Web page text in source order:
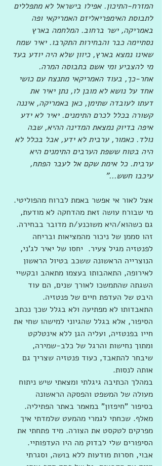
המזרח-התיכון. אפילו בישראל לא מתפללים
לתבוסת האימפריאליזם האמריקאי ופה
באמריקה, ישר ברחוב. המלחמה בארץ
נסתיימה כבר והבחירות התקרבו. יאיר שמח
שאינו נמצא בארץ, כיוון שלא היה יודע בעד
מי להצביע ומי אשם בתבוסה המרה.
אחר-כך, בעוד האמריקאי מתנצח עם כושי
אחד על נושא לא מובן לו, נתן יאיר את
דעתו לעובדה שתימן, כאן באמריקה, איננה
קשורה בכלל לכרם התימנים. יאיר לא ידע
איפה בדיוק נמצאת המדינה ההיא, שבה
נולד. כאמור, ערבית לא ידע, אבל בכלל לא
היה בטוח ששפת הערבים התימנים היא
ערבית. כל אימת שקם אל לעבר הפתח,
עיכבו חשש..."
אצל לאור אי אפשר באמת לברוח מהפוליטי.
מי שבורח עושה זאת מהדחקה לא מודעת,
גם כשהוא/היא משוכנע/ת מדובר בבחירה.
זהו סממן של ניכור מהמציאות ובריחה
לפנטזיה מגיל צעיר.  יחסו של יאיר לג'ני,
הנוצרייה הראשונה ששכב בטיול הראשון
לאירופה, התאהבותו בעצמו מתאהב ובקשיי
השגתה שהתמשכו לאורך שנים, הם עוד
היבט של העדפת חיים של פנטזיה.
התאבדותו לא מפתיעה ולא בגלל שכך נכתב
הסיפור, אלא בגלל שהגיוני למישהו שחי את
חייו בפנטזיה, ועליה הגן ללא אינטלקט
ומתוך נחישות והרגל של כלב-שמירה,
שיבחר להתאבד, כעוד פנטזיה שצריך גם
אותה לנסות.
במהלך הכתיבה גיגלתי ומצאתי שיש ניתוח
מעולה של המשפט והפסקה הראשונה
בסיפור "חיפזון" במאמר באתר הפתיליה.
מאלף. שכחתי לגמרי מהמעט שלמדתי איך
מפרקים לטקסט את הצורה. מיד פתחתי את
הסיפורים שלי לבדוק מה היו העדפותיי.
אבוי, חסרות מודעות ללא בושה, וסגרתי